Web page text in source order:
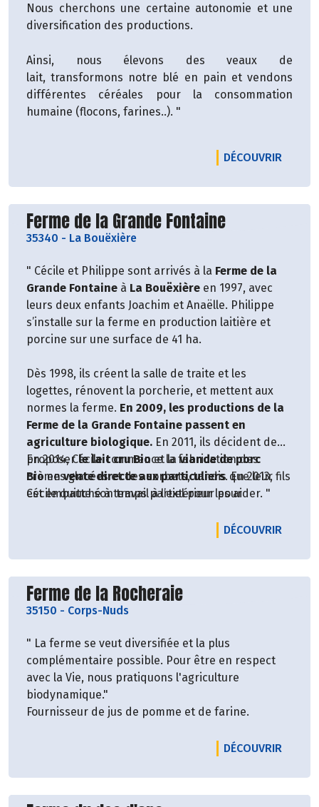
Nous cherchons une certaine autonomie et une
diversification des productions.
Ainsi, nous élevons des veaux de
lait, transformons notre blé en pain et vendons
différentes céréales pour la consommation
humaine (flocons, farines..). "
DÉCOUVRIR
Découvrir le producteur
Ferme de la Grande Fontaine
35340 - La Bouëxière
" Cécile et Philippe sont arrivés à la Ferme de la
Grande Fontaine à La Bouëxière en 1997, avec
leurs deux enfants Joachim et Anaëlle. Philippe
s’installe sur la ferme en production laitière et
porcine sur une surface de 41 ha.
Dès 1998, ils créent la salle de traite et les
logettes, rénovent la porcherie, et mettent aux
normes la ferme. En 2009, les productions de la
Ferme de la Grande Fontaine passent en
agriculture biologique. En 2011, ils décident de
proposerle lait cru Bioet laviande de porc
Bioenvente directe aux particuliers. En 2013,
Cécile quitte son travail à l’extérieur pour
En 2014, Cécile commence la fabrication des
crèmes glacées et des sorbets, tandis que leur fils
est embauché à temps partiel pour les aider. "
DÉCOUVRIR
Découvrir le producteur
Ferme de la Rocheraie
35150 - Corps-Nuds
" La ferme se veut diversifiée et la plus
complémentaire possible. Pour être en respect
avec la Vie, nous pratiquons l'agriculture
biodynamique."
Fournisseur de jus de pomme et de farine.
DÉCOUVRIR